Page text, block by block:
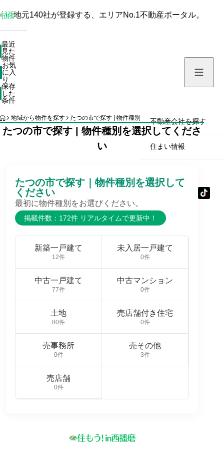
保存した条件
不動産会社を探す
住まい情報
地元140社が登録する、エリアNo.1不動産ポータル。
最近
見た
物件
お気
に入
り
保存
した
条件
HOME
地域から物件を探す たつの市で探す | 物件種別を選択してください
たつの市で探す | 物件種別を選択してくださ
い
たつの市で探す｜物件種別を選択して
ください
最初に物件種別をお選びください。
掲載件数：172件 リアルタイムで更新中！
新築一戸建て
12件
未入居一戸建て
0件
中古一戸建て
77件
中古マンション
0件
土地
80件
売店舗付き住宅
0件
売事務所
0件
売その他
3件
売店舗
0件